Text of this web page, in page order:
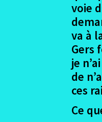
voie
va à
Gers
je
de
ces
Ce